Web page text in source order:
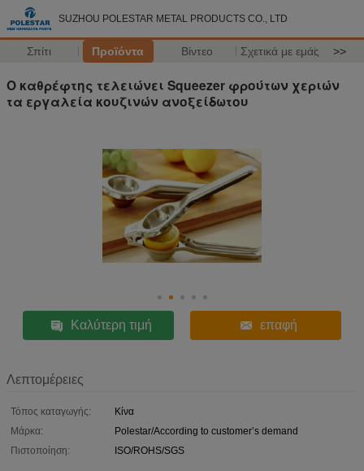
SUZHOU POLESTAR METAL PRODUCTS CO., LTD
Σπίτι Προϊόντα Βίντεο Σχετικά με εμάς >>
Ο καθρέφτης τελειώνει Squeezer φρούτων χεριών
τα εργαλεία κουζινών ανοξείδωτου
Καλύτερη τιμή επαφή
Λεπτομέρειες
Τόπος καταγωγής:
Κίνα
Μάρκα:
Polestar/According to customer’s demand
Πιστοποίηση:
ISO/ROHS/SGS